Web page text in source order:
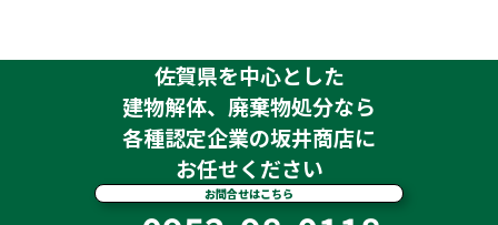
佐賀県を中心とした
建物解体、廃棄物処分なら
各種認定企業の坂井商店に
お任せください
お問合せはこちら